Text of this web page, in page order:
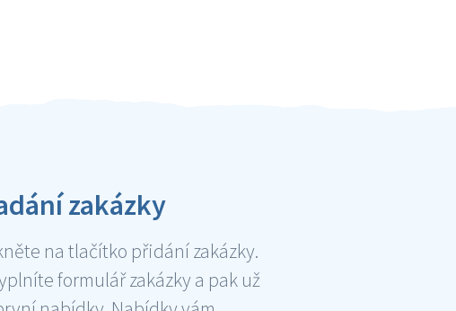
zakázky
na tlačítko přidání zakázky.
formulář zakázky a pak už